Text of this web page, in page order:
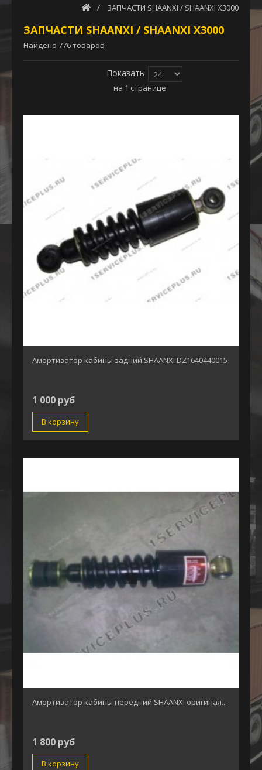
ЗАПЧАСТИ SHAANXI / SHAANXI X3000
ЗАПЧАСТИ SHAANXI / SHAANXI X3000
Найдено 776 товаров
Показать
на 1 странице
Амортизатор кабины задний SHAANXI DZ1640440015
1 000 руб
В корзину
Амортизатор кабины передний SHAANXI оригинал...
1 800 руб
В корзину